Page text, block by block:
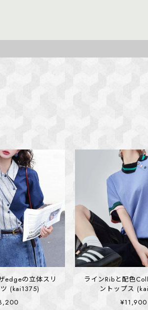
edgeの立体スリ
(kai1375)
ラインRibと配色
ントップス
¥11,900